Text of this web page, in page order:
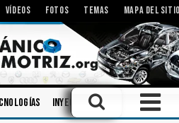
VÍDEOS FOTOS TEMAS MAPA DEL
Inyectores Herramientas